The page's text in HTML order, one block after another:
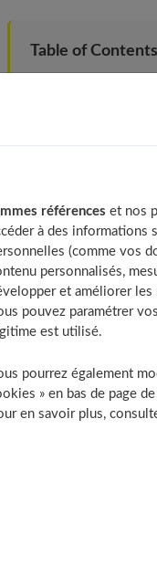
Table of Contents
Finissez votre
Etirez-vous
Efforcez-vous de
Supprimez un
Enervez-vous «
À découvrir
oui, mais
sembler « bizarre »,
à 4 °C, le corps va
température interne),
est loin d'être
!
références et nos
à des informations
(comme vos
personnalisés,
et améliorer les
pouvez paramétrer
est utilisé.
pourrez également
» en bas de page
en savoir plus,